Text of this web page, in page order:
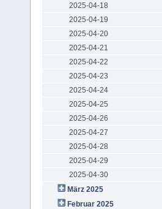
2025-04-18
2025-04-19
2025-04-20
2025-04-21
2025-04-22
2025-04-23
2025-04-24
2025-04-25
2025-04-26
2025-04-27
2025-04-28
2025-04-29
2025-04-30
März 2025
Februar 2025